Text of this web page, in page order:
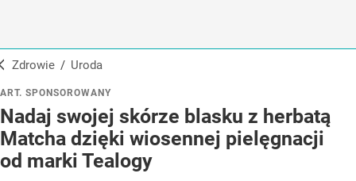
Zdrowie / Uroda
ART. SPONSOROWANY
Nadaj swojej skórze blasku z herbatą
Matcha dzięki wiosennej pielęgnacji
od marki Tealogy